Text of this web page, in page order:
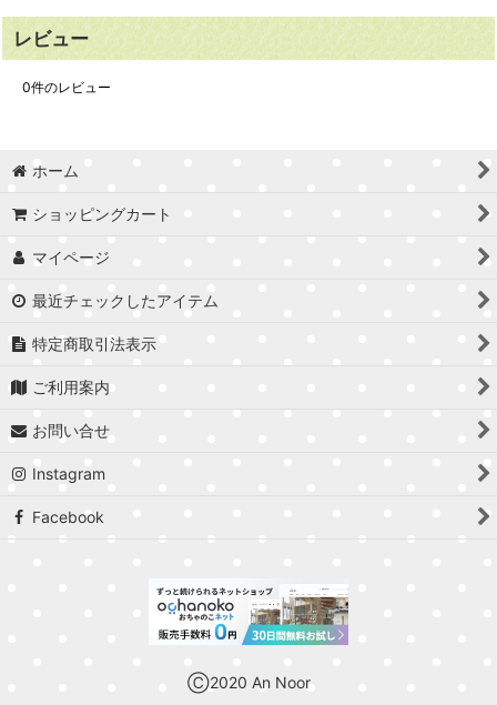
レビュー
0件のレビュー
ホーム
ショッピングカート
マイページ
最近チェックしたアイテム
特定商取引法表示
ご利用案内
お問い合せ
Instagram
Facebook
Ⓒ2020 An Noor